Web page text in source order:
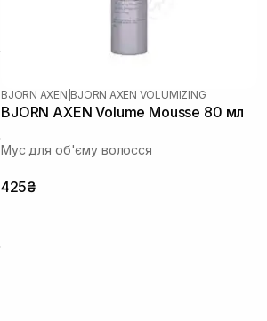
BJORN AXEN BJORN AXEN VOLUMIZING
BJORN AXEN Volume Mousse 80 мл
Мус для об'єму волосся
425₴